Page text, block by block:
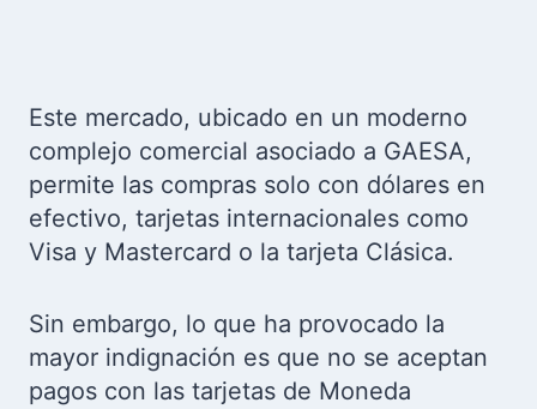
Este mercado, ubicado en un moderno
complejo comercial asociado a GAESA,
permite las compras solo con dólares en
efectivo, tarjetas internacionales como
Visa y Mastercard o la tarjeta Clásica.
Sin embargo, lo que ha provocado la
mayor indignación es que no se aceptan
pagos con las tarjetas de Moneda